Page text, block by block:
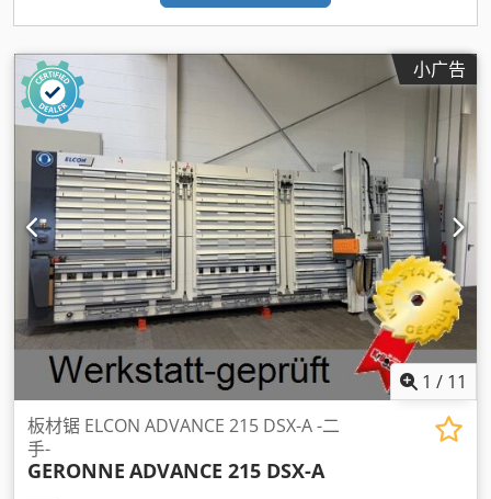
小广告
1 / 11
板材锯 ELCON ADVANCE 215 DSX-A -二
手-
GERONNE ADVANCE 215 DSX-A